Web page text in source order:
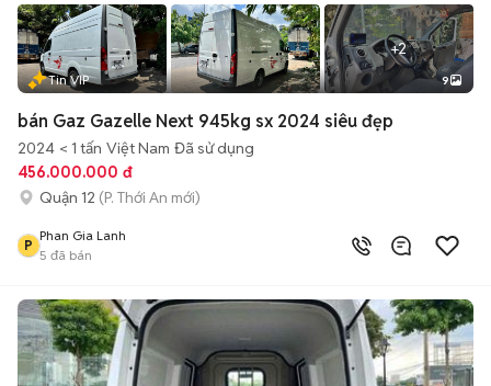
+2
Tin VIP 9
bán Gaz Gazelle Next 945kg sx 2024 siêu đẹp
2024 < 1 tấn Việt Nam Đã sử dụng
456.000.000 đ
Quận 12 (P. Thới An mới)
P
Phan Gia Lanh
5 đã bán